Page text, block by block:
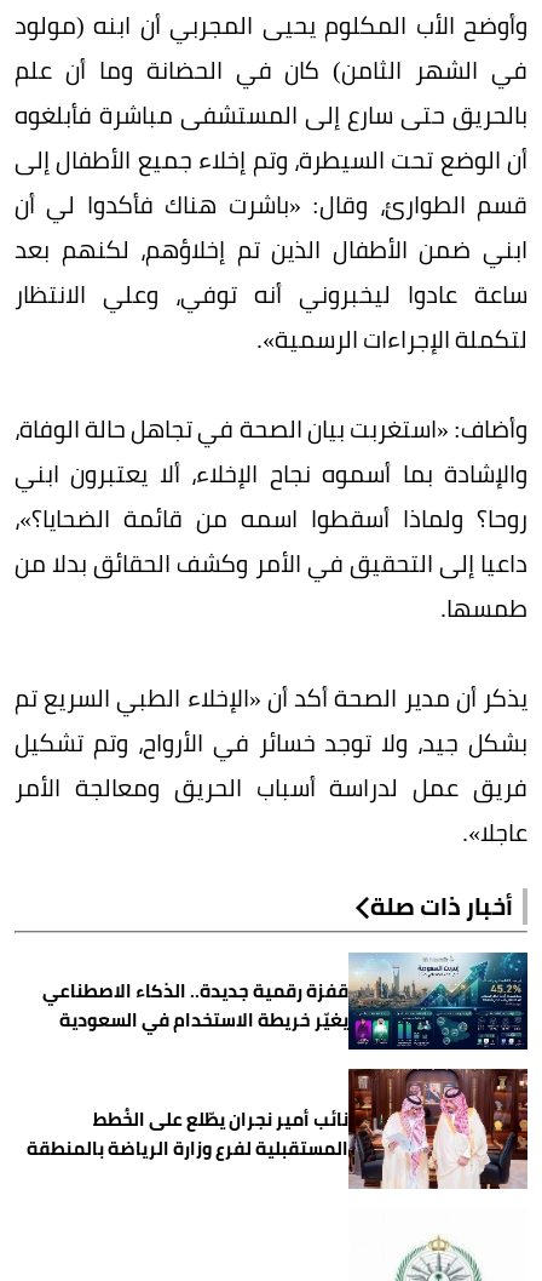
وأوضح الأب المكلوم يحيى المجربي أن ابنه (مولود
في الشهر الثامن) كان في الحضانة وما أن علم
بالحريق حتى سارع إلى المستشفى مباشرة فأبلغوه
أن الوضع تحت السيطرة، وتم إخلاء جميع الأطفال إلى
قسم الطوارئ، وقال: «باشرت هناك فأكدوا لي أن
ابني ضمن الأطفال الذين تم إخلاؤهم، لكنهم بعد
ساعة عادوا ليخبروني أنه توفي، وعلي الانتظار
لتكملة الإجراءات الرسمية».
وأضاف: «استغربت بيان الصحة في تجاهل حالة الوفاة،
والإشادة بما أسموه نجاح الإخلاء، ألا يعتبرون ابني
روحا؟ ولماذا أسقطوا اسمه من قائمة الضحايا؟»،
داعيا إلى التحقيق في الأمر وكشف الحقائق بدلا من
طمسها.
يذكر أن مدير الصحة أكد أن «الإخلاء الطبي السريع تم
بشكل جيد، ولا توجد خسائر في الأرواح، وتم تشكيل
فريق عمل لدراسة أسباب الحريق ومعالجة الأمر
عاجلا».
أخبار ذات صلة
قفزة رقمية جديدة.. الذكاء الاصطناعي
يغيّر خريطة الاستخدام في السعودية
نائب أمير نجران يطّلع على الخُطط
المستقبلية لفرع وزارة الرياضة بالمنطقة